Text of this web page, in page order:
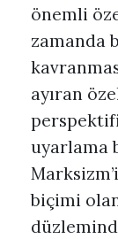
önemli
zamanda
ayıran
uyarlama
biçimi